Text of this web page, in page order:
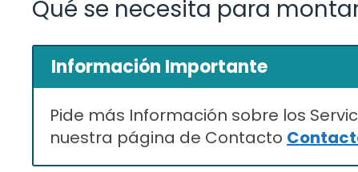
Qué se necesita para
Información Importante
Pide más Información sobre los
nuestra página de Contacto